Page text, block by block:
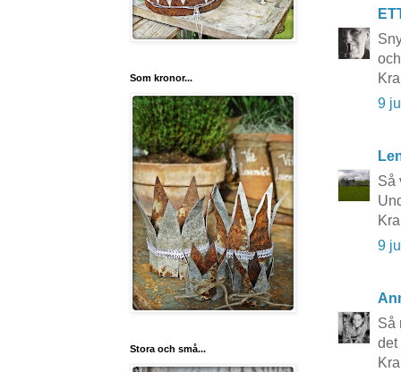
9
Så
9
Så
det
Som kronor...
Stora och små...